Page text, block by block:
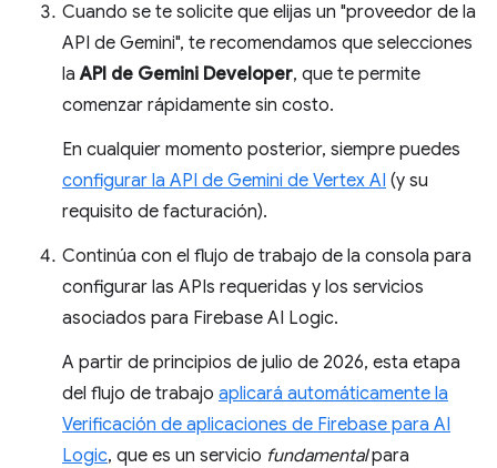
Cuando se te solicite que elijas un "proveedor de la
API de Gemini", te recomendamos que selecciones
laAPI de Gemini Developer, que te permite
comenzar rápidamente sin costo.
En cualquier momento posterior, siempre puedes
configurar la API de Gemini de Vertex AI (y su
requisito de facturación).
Continúa con el flujo de trabajo de la consola para
configurar las APIs requeridas y los servicios
asociados para Firebase AI Logic.
A partir de principios de julio de 2026, esta etapa
del flujo de trabajo aplicará automáticamente la
Verificación de aplicaciones de Firebase para AI
Logic, que es un servicio fundamentalpara